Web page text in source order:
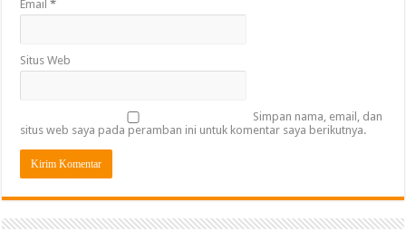
Email*
Situs Web
Simpan nama, email, dan
situs web saya pada peramban ini untuk komentar saya berikutnya.